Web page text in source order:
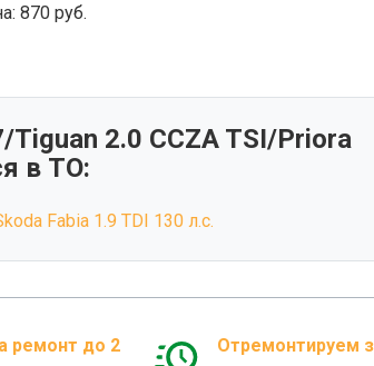
870 руб.
2.0 CCZA TSI/Priora
в ТО:
Fabia 1.9 TDI 130 л.с.
ремонт до 2
Отремонтируем